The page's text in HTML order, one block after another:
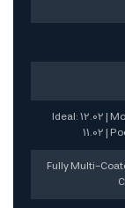
Ideal: 12.02 |
11.02 |
Fully Multi-